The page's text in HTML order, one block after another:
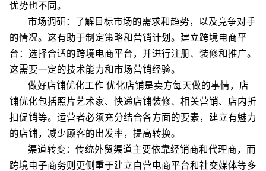
优势也不同。
市场调研：了解目标市场的需求和趋势，以及竞争对手
的情况。这有助于制定策略和营销计划。建立跨境电商平
台：选择合适的跨境电商平台，并进行注册、装修和推广。
这需要一定的技术能力和市场营销经验。
做好店铺优化工作 优化店铺是卖方每天做的事情，店
铺优化包括照片艺术家、快递店铺装修、相关营销、店内折
扣促销等。运营者必须充分结合各方面的要素，建立有魅力
的店铺，减少顾客的出发率，提高转换。
渠道转变：传统外贸渠道主要依靠经销商和代理商，而
跨境电子商务则更侧重于建立自营电商平台和社交媒体等多